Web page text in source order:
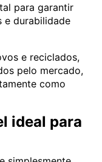
para garantir
e durabilidade
e reciclados,
pelo mercado,
como
ideal para